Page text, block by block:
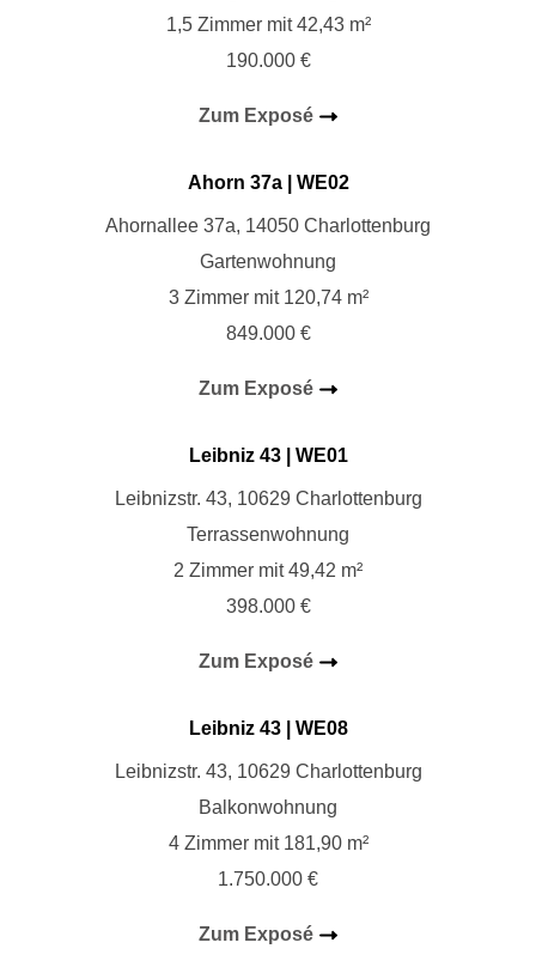
1,5 Zimmer mit 42,43 m²
190.000 €
Zum Exposé
Ahorn 37a | WE02
Ahornallee 37a, 14050 Charlottenburg
Gartenwohnung
3 Zimmer mit 120,74 m²
849.000 €
Zum Exposé
Leibniz 43 | WE01
Leibnizstr. 43, 10629 Charlottenburg
Terrassenwohnung
2 Zimmer mit 49,42 m²
398.000 €
Zum Exposé
Leibniz 43 | WE08
Leibnizstr. 43, 10629 Charlottenburg
Balkonwohnung
4 Zimmer mit 181,90 m²
1.750.000 €
Zum Exposé